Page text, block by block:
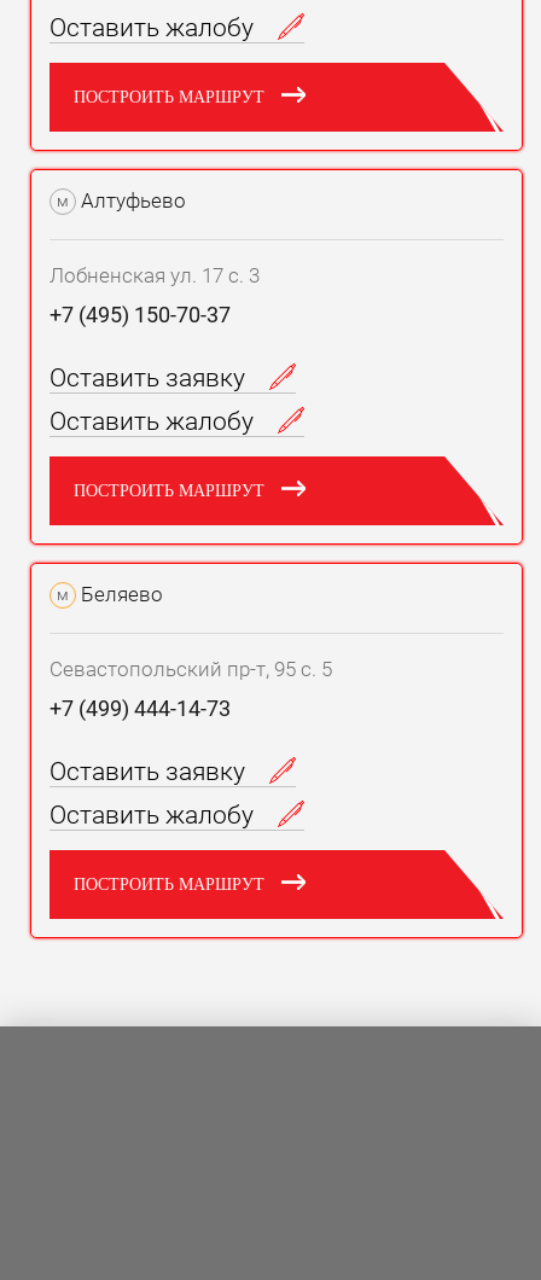
Оставить жалобу
ПОСТРОИТЬ МАРШРУТ
м Алтуфьево
Лобненская ул. 17 с. 3
+7 (495) 150-70-37
Оставить заявку
Оставить жалобу
ПОСТРОИТЬ МАРШРУТ
м Беляево
Севастопольский пр-т, 95 с. 5
+7 (499) 444-14-73
Оставить заявку
Оставить жалобу
ПОСТРОИТЬ МАРШРУТ